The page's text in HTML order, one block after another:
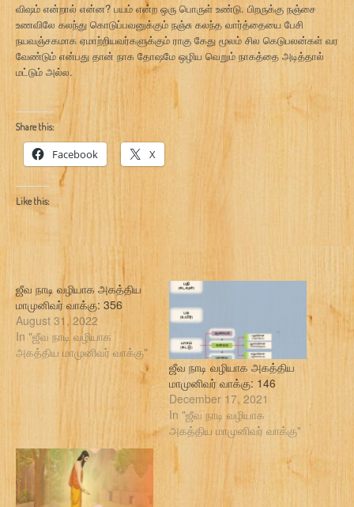
விஷம் என்றால் என்ன? பயம் என்ற ஒரு பொருள் உண்டு. பிறருக்கு நஞ்சை
உணவிலே கலந்து கொடுப்பவனுக்கும் நஞ்சு கலந்த வார்த்தையை பேசி
நயவஞ்சகமாக ஏமாற்றியவர்களுக்கும் ராகு கேது மூலம் சில கெடுபலன்கள் வர
வேண்டும் என்பது தான் நாக தோஷமே ஒழிய வெறும் நாகத்தை அடித்தால்
மட்டும் அல்ல.
Share this:
Facebook X
Like this:
ஜீவ நாடி வழியாக அகத்திய
மாமுனிவர் வாக்கு: 356
August 31, 2022
In "ஜீவ நாடி வழியாக
அகத்திய மாமுனிவர் வாக்கு"
ஜீவ நாடி வழியாக அகத்திய
மாமுனிவர் வாக்கு: 146
December 17, 2021
In "ஜீவ நாடி வழியாக
அகத்திய மாமுனிவர் வாக்கு"